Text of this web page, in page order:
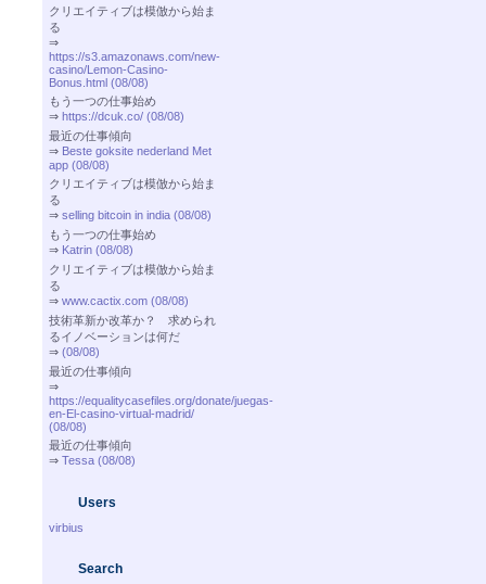
クリエイティブは模倣から始ま
る
⇒
https://s3.amazonaws.com/new-
casino/Lemon-Casino-
Bonus.html (08/08)
もう一つの仕事始め
⇒ https://dcuk.co/ (08/08)
最近の仕事傾向
⇒ Beste goksite nederland Met
app (08/08)
クリエイティブは模倣から始ま
る
⇒ selling bitcoin in india (08/08)
もう一つの仕事始め
⇒ Katrin (08/08)
クリエイティブは模倣から始ま
る
⇒ www.cactix.com (08/08)
技術革新か改革か？ 求められ
るイノベーションは何だ
⇒ (08/08)
最近の仕事傾向
⇒
https://equalitycasefiles.org/donate/juegas-
en-El-casino-virtual-madrid/
(08/08)
最近の仕事傾向
⇒ Tessa (08/08)
Users
virbius
Search